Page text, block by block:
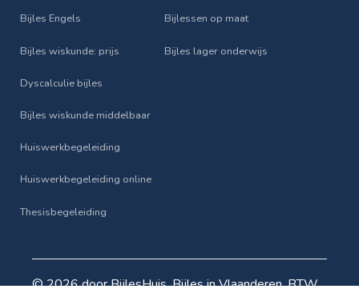
Bijles Engels
Bijles wiskunde: prijs
Dyscalculie bijles
Bijles wiskunde middelbaar
Huiswerkbegeleiding
Huiswerkbegeleiding online
Thesisbegeleiding
Bijlessen op maat
Bijles lager onderwijs
© 2026 door BijlesHuis. Bijles in Vlaanderen. BTW